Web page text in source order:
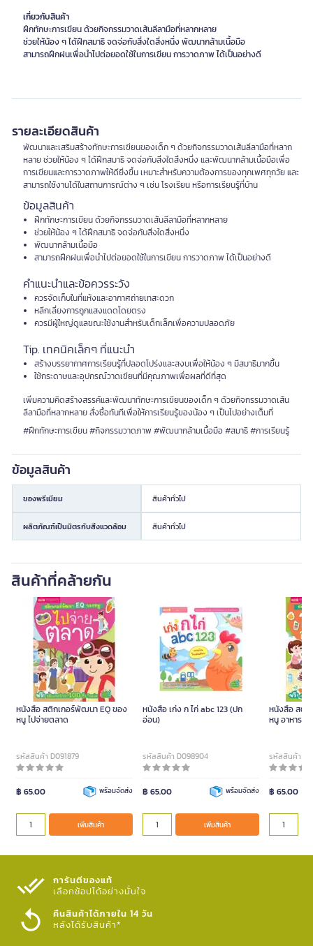
เกี่ยวกับสินค้า
ฝึกทักษะการเขียน ด้วยกิจกรรมวาดเส้นลีลามือที่หลากหลาย
ช่วยให้น้อง ๆ ได้ฝึกสมาธิ จดจ่อกับสิ่งใดสิ่งหนึ่ง พัฒนากล้ามเนื้อมือ
สามารถฝึกฝนเพื่อนำไปต่อยอดใช้ในการเขียน การวาดภาพ ได้เป็นอย่างดี
รายละเอียดสินค้า
พัฒนาและเสริมสร้างทักษะการเขียนของเด็ก ๆ ด้วยกิจกรรมวาดเส้นลีลามือที่หลาก
หลาย ช่วยให้น้อง ๆ ได้ฝึกสมาธิ จดจ่อกับสิ่งใดสิ่งหนึ่ง และพัฒนากล้ามเนื้อมือเพื่อ
การเขียนและการวาดภาพให้ดียิ่งขึ้น เหมาะสำหรับความต้องการของทุกเพศทุกวัย และ
สามารถใช้งานได้ในสถานการณ์ต่าง ๆ เช่น โรงเรียน หรือการเรียนรู้ที่บ้าน
ข้อมูลสินค้า
ฝึกทักษะการเขียน ด้วยกิจกรรมวาดเส้นลีลามือที่หลากหลาย
ช่วยให้น้อง ๆ ได้ฝึกสมาธิ จดจ่อกับสิ่งใดสิ่งหนึ่ง
พัฒนากล้ามเนื้อมือ
สามารถฝึกฝนเพื่อนำไปต่อยอดใช้ในการเขียน การวาดภาพ ได้เป็นอย่างดี
คำแนะนำและข้อควรระวัง
ควรจัดเก็บในที่แห้งและอากาศถ่ายเทสะดวก
หลีกเลี่ยงการถูกแสงแดดโดยตรง
ควรมีผู้ใหญ่ดูแลขณะใช้งานสำหรับเด็กเล็กเพื่อความปลอดภัย
Tip. เทคนิคเล็กๆ ที่แนะนำ
สร้างบรรยากาศการเรียนรู้ที่ปลอดโปร่งและสงบเพื่อให้น้อง ๆ มีสมาธิมากขึ้น
ใช้กระดาษและอุปกรณ์วาดเขียนที่มีคุณภาพเพื่อผลที่ดีที่สุด
เพิ่มความคิดสร้างสรรค์และพัฒนาทักษะการเขียนของเด็ก ๆ ด้วยกิจกรรมวาดเส้น
ลีลามือที่หลากหลาย สั่งซื้อทันทีเพื่อให้การเรียนรู้ของน้อง ๆ เป็นไปอย่างเต็มที่
#ฝึกทักษะการเขียน #กิจกรรมวาดภาพ #พัฒนากล้ามเนื้อมือ #สมาธิ #การเรียนรู้
ข้อมูลสินค้า
ของพรีเมียม สินค้าทั่วไป
ผลิตภัณฑ์เป็นมิตรกับสิ่งแวดล้อม สินค้าทั่วไป
สินค้าที่คล้ายกัน
หนังสือ สติกเกอร์พัฒนา EQ ของ
หนู ไปจ่ายตลาด
รหัสสินค้า D091879
฿ 65.00 พร้อมจัดส่ง
เพิ่มสินค้า
หนังสือ เก่ง ก ไก่ abc 123 (ปก
อ่อน)
รหัสสินค้า D098904
฿ 65.00 พร้อมจัดส่ง
เพิ่มสินค้า
หนังสือ สติก
หนู อาหารอ
รหัสสินค้า
฿ 65.00
การันตีของแท้
เลือกช้อปได้อย่างมั่นใจ​
คืนสินค้าได้ภายใน 14 วัน
หลังได้รับสินค้า*